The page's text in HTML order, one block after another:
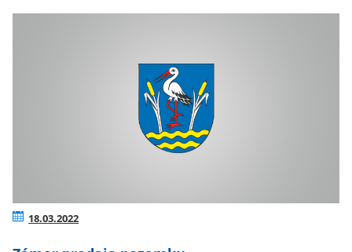
18.03.2022